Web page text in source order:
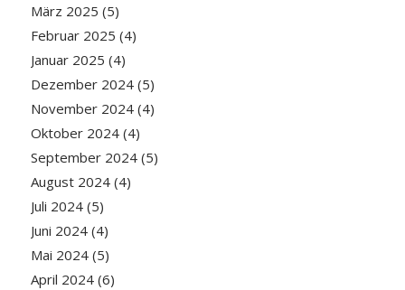
März 2025 (5)
Februar 2025 (4)
Januar 2025 (4)
Dezember 2024(5)
November 2024(4)
Oktober 2024(4)
September 2024(5)
August 2024(4)
Juli 2024(5)
Juni 2024(4)
Mai 2024(5)
April 2024(6)